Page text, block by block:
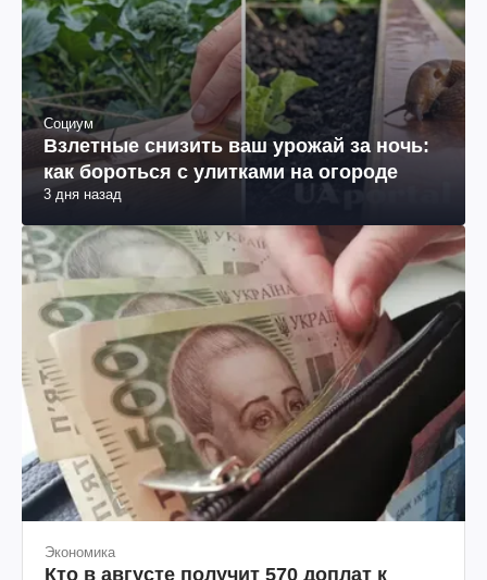
Социум
Взлетные снизить ваш урожай за ночь:
как бороться с улитками на огороде
3 дня назад
Экономика
Кто в августе получит 570 доплат к